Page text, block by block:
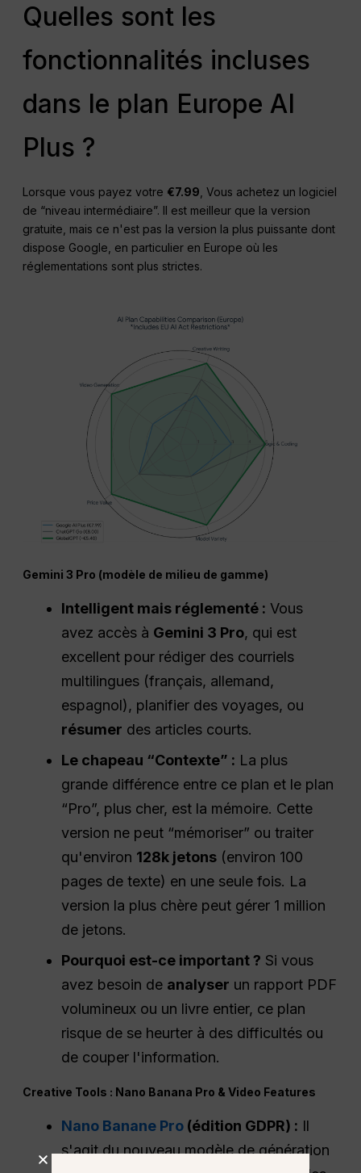
Quelles sont les
fonctionnalités incluses
dans le plan Europe AI
Plus ?
Lorsque vous payez votre €7.99 , Vous achetez un logiciel
de “niveau intermédiaire”. Il est meilleur que la version
gratuite, mais ce n'est pas la version la plus puissante dont
dispose Google, en particulier en Europe où les
réglementations sont plus strictes.
Gemini 3 Pro (modèle de milieu de gamme)
Intelligent mais réglementé : Vous
avez accès à Gemini 3 Pro, qui est
excellent pour rédiger des courriels
multilingues (français, allemand,
espagnol), planifier des voyages, ou
résumer des articles courts.
Le chapeau “Contexte” : La plus
grande différence entre ce plan et le plan
“Pro”, plus cher, est la mémoire. Cette
version ne peut “mémoriser” ou traiter
qu'environ 128k jetons (environ 100
pages de texte) en une seule fois. La
version la plus chère peut gérer 1 million
de jetons.
Pourquoi est-ce important ? Si vous
avez besoin de analyser un rapport PDF
volumineux ou un livre entier, ce plan
risque de se heurter à des difficultés ou
de couper l'information.
Creative Tools : Nano Banana Pro & Video Features
Nano Banane Pro (édition GDPR) : Il
s'agit du nouveau modèle de génération